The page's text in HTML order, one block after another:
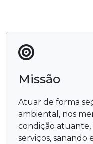
Missão
Atuar de forma
ambiental, nos
condição
serviços, sanando